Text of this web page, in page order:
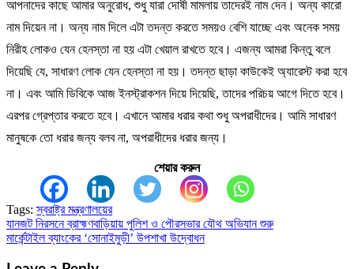
আপনাদের কাছে আমার অনুরোধ, শুধু যারা দোষী মামলায় তাদেরই নাম দেন। অন্য কারো
নাম দিয়েন না। অন্য নাম দিলে এটা তদন্ত করতে সময়ও বেশি যাচ্ছে এবং অনেক সময়
নিরীহ লোকও যেন হেনস্তা না হয় এটা খেয়াল রাখতে হবে। এজন্য আমরা কিন্তু বলে
দিয়েছি যে, সাধারণ লোক যেন হেনস্তা না হয়। তদন্ত ছাড়া কাউকেই অ্যারেস্ট করা হবে
না। এবং আমি ডিবিকে আজ ইনস্ট্রাকশন দিয়ে দিয়েছি, তাদের পরিচয় আগে দিতে হবে।
এরপর গ্রেপ্তার করতে হবে। এখানে আমার ধরার কথা শুধু অপরাধীদের। আমি সাধারণ
মানুষকে তো ধরার জন্য বলব না, অপরাধীদের ধরার জন্য।
শেয়ার করুন
Tags: স্বরাষ্ট্র মন্ত্রণালয়ের
Post
navigation
যানজট নিরসনে ব্রাহ্মণবাড়িয়ায় পুলিশ ও পৌরসভার যৌথ অভিযান শুরু
মার্কেন্টাইল ব্যাংকের ‘সোনাইমুড়ী’ উপশাখা উদ্বোধন